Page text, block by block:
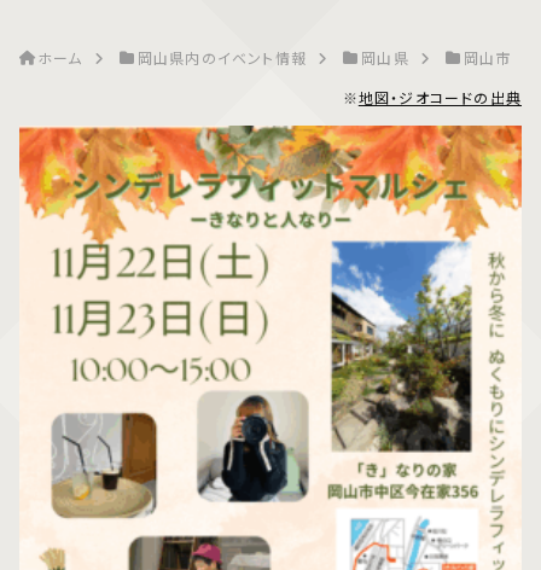
ホーム 岡山県内のイベント情報 岡山県
岡山市
※地図・ジオコードの出典